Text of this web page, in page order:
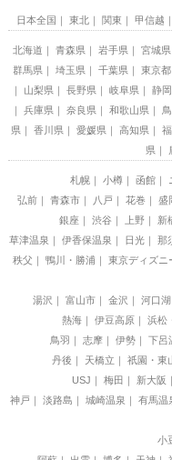
日本全国 東北 関東 甲信越
北海道 青森県 岩手県 宮城県
群馬県
埼玉県 千葉県 東京都
山梨県
長野県 岐阜県 静
兵庫県
奈良県 和歌山県
県
香川県 愛媛県 高知県
県
札幌 小樽 函館
弘前
青森市 八戸 花巻 盛
銀座
渋谷 上野 新
草津温泉
伊香保温泉 日光 那
秩父
鴨川・勝浦 東京ディズニ
湯沢
富山市 金沢 河口湖
熱海
伊豆高原 浜松
鳥羽
志摩 伊勢 下呂
丹後
天橋立 祇園・東
USJ
梅田 新大阪
神戸
淡路島 城崎温泉 有馬温
小